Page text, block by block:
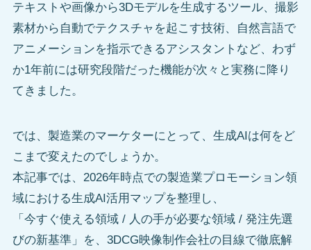
テキストや画像から3Dモデルを生成するツール、撮影
素材から自動でテクスチャを起こす技術、自然言語で
アニメーションを指示できるアシスタントなど、わず
か1年前には研究段階だった機能が次々と実務に降り
てきました。
では、製造業のマーケターにとって、生成AIは何をど
こまで変えたのでしょうか。
本記事では、2026年時点での製造業プロモーション領
域における生成AI活用マップを整理し、
「今すぐ使える領域 / 人の手が必要な領域 / 発注先選
びの新基準」を、3DCG映像制作会社の目線で徹底解